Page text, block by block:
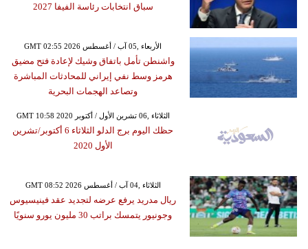
سباق انتخابات رئاسة الفيفا 2027
GMT 02:55 2026 الأربعاء ,05 آب / أغسطس
واشنطن تأمل باتفاق وشيك لإعادة فتح مضيق
هرمز وسط نفي إيراني للمحادثات المباشرة
وتصاعد الهجمات البحرية
GMT 10:58 2020 الثلاثاء ,06 تشرين الأول / أكتوبر
حظك اليوم برج الدلو الثلاثاء 6 أكتوبر/تشرين
الأول 2020
GMT 08:52 2026 الثلاثاء ,04 آب / أغسطس
ريال مدريد يرفع عرضه لتجديد عقد فينيسيوس
وجونيور يتمسك براتب 30 مليون يورو سنويًا